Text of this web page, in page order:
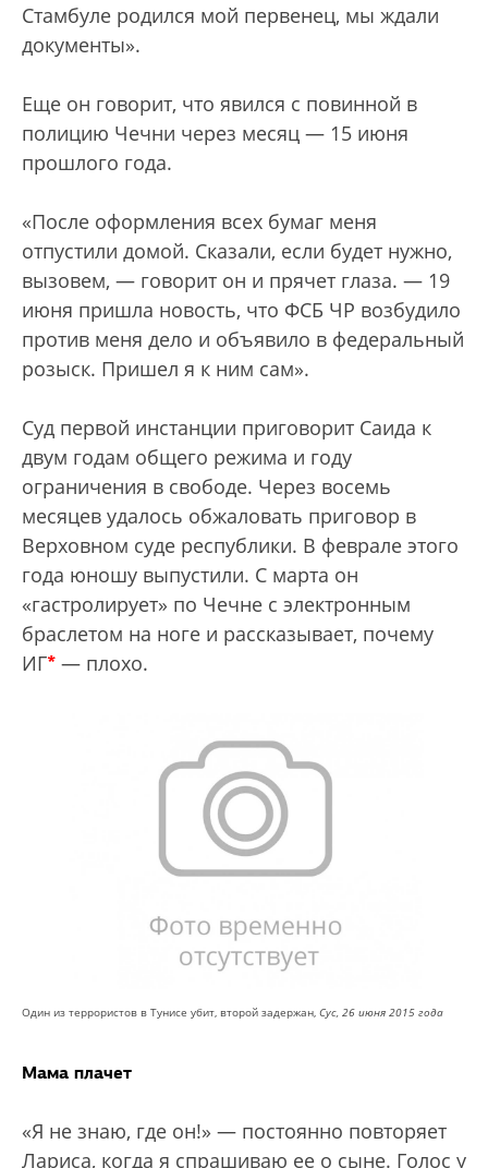
Стамбуле родился мой первенец, мы ждали
документы».
Еще он говорит, что явился с повинной в
полицию Чечни через месяц — 15 июня
прошлого года.
«После оформления всех бумаг меня
отпустили домой. Сказали, если будет нужно,
вызовем, — говорит он и прячет глаза. — 19
июня пришла новость, что ФСБ ЧР возбудило
против меня дело и объявило в федеральный
розыск. Пришел я к ним сам».
Суд первой инстанции приговорит Саида к
двум годам общего режима и году
ограничения в свободе. Через восемь
месяцев удалось обжаловать приговор в
Верховном суде республики. В феврале этого
года юношу выпустили. С марта он
«гастролирует» по Чечне с электронным
браслетом на ноге и рассказывает, почему
ИГ* — плохо.
Один из террористов в Тунисе убит, второй задержан, Сус, 26 июня 2015 года
Мама плачет
«Я не знаю, где он!» — постоянно повторяет
Лариса, когда я спрашиваю ее о сыне. Голос у